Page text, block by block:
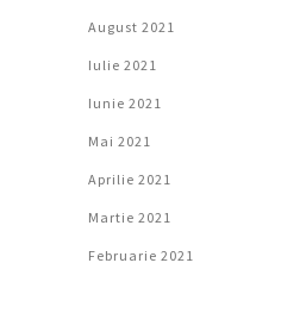
August 2021
Iulie 2021
Iunie 2021
Mai 2021
Aprilie 2021
Martie 2021
Februarie 2021